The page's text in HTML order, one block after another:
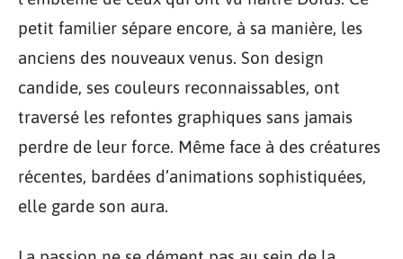
petit familier sépare encore, à sa manière, les
anciens des nouveaux venus. Son design
candide, ses couleurs reconnaissables, ont
traversé les refontes graphiques sans jamais
perdre de leur force. Même face à des créatures
récentes, bardées d’animations sophistiquées,
elle garde son aura.